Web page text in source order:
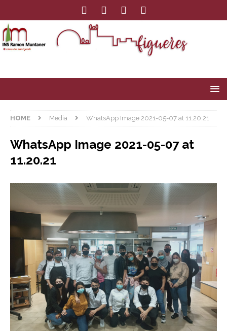
HOME Media WhatsApp Image 2021-05-07 at 11.20.21
WhatsApp Image 2021-05-07 at
11.20.21